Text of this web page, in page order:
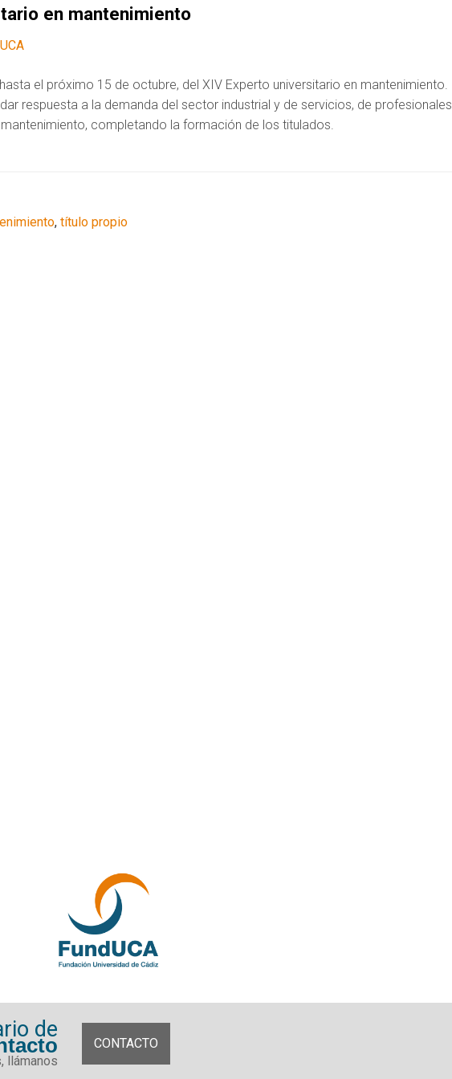
en mantenimiento
el próximo 15 de octubre, del XIV Experto universitario en mantenimiento.
respuesta a la demanda del sector industrial y de servicios, de profesionales
completando la formación de los titulados.
, título propio
de
llámanos
CONTACTO